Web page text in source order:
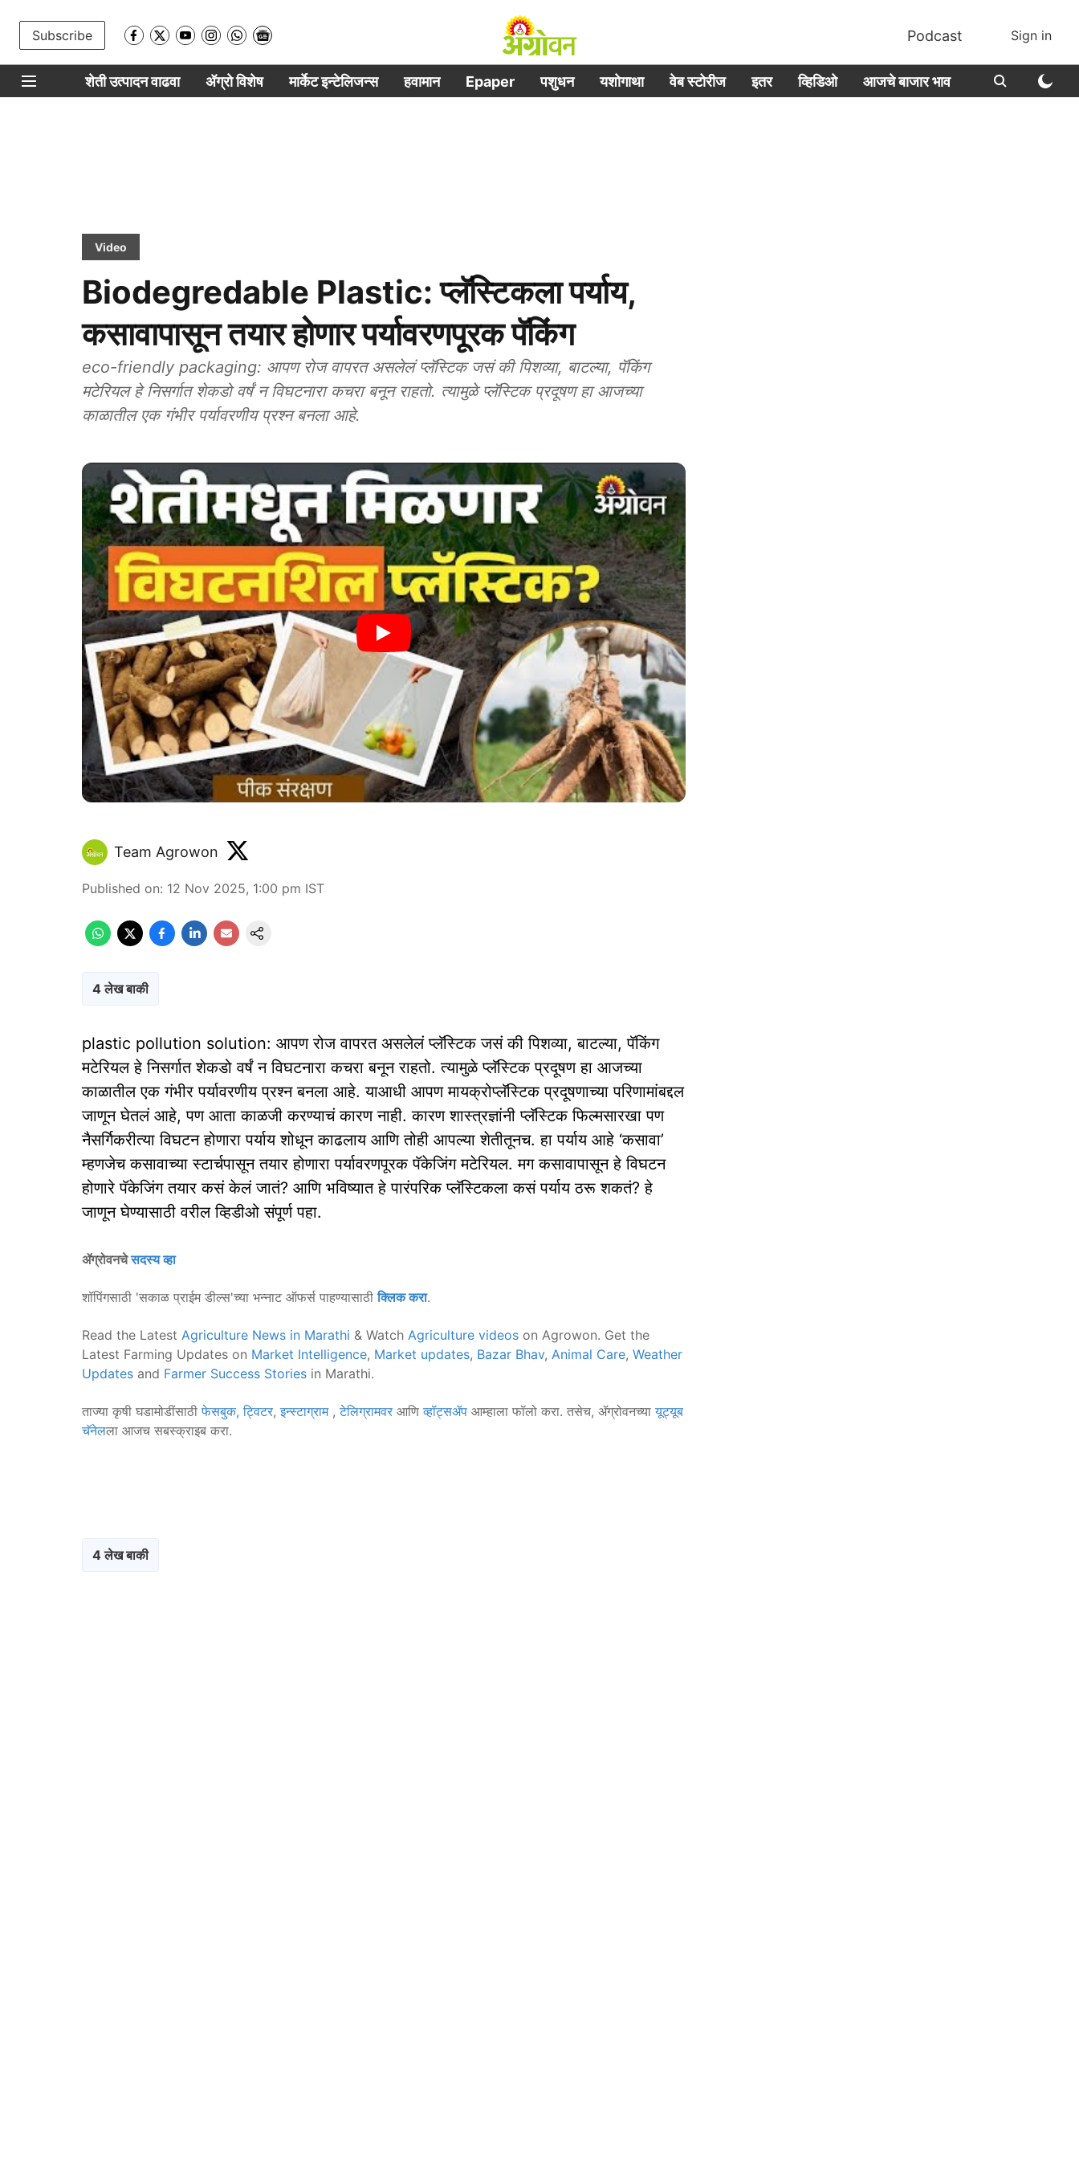
Subscribe Podcast Sign in
शेती उत्पादन वाढवा ॲग्रो विशेष मार्केट इन्टेलिजन्स हवामान Epaper पशुधन यशोगाथा वेब स्टोरीज इतर व्हिडिओ आजचे बाजार भाव
Video
Biodegredable Plastic: प्लॅस्टिकला पर्याय,
कसावापासून तयार होणार पर्यावरणपूरक पॅकिंग
eco-friendly packaging: आपण रोज वापरत असलेलं प्लॅस्टिक जसं की पिशव्या, बाटल्या, पॅकिंग
मटेरियल हे निसर्गात शेकडो वर्षं न विघटनारा कचरा बनून राहतो. त्यामुळे प्लॅस्टिक प्रदूषण हा आजच्या
काळातील एक गंभीर पर्यावरणीय प्रश्न बनला आहे.
Team Agrowon
Published on: 12 Nov 2025, 1:00 pm IST
4 लेख बाकी
plastic pollution solution: आपण रोज वापरत असलेलं प्लॅस्टिक जसं की पिशव्या, बाटल्या, पॅकिंग
मटेरियल हे निसर्गात शेकडो वर्षं न विघटनारा कचरा बनून राहतो. त्यामुळे प्लॅस्टिक प्रदूषण हा आजच्या
काळातील एक गंभीर पर्यावरणीय प्रश्न बनला आहे. याआधी आपण मायक्रोप्लॅस्टिक प्रदूषणाच्या परिणामांबद्दल
जाणून घेतलं आहे, पण आता काळजी करण्याचं कारण नाही. कारण शास्त्रज्ञांनी प्लॅस्टिक फिल्मसारखा पण
नैसर्गिकरीत्या विघटन होणारा पर्याय शोधून काढलाय आणि तोही आपल्या शेतीतूनच. हा पर्याय आहे ‘कसावा’
म्हणजेच कसावाच्या स्टार्चपासून तयार होणारा पर्यावरणपूरक पॅकेजिंग मटेरियल. मग कसावापासून हे विघटन
होणारे पॅकेजिंग तयार कसं केलं जातं? आणि भविष्यात हे पारंपरिक प्लॅस्टिकला कसं पर्याय ठरू शकतं? हे
जाणून घेण्यासाठी वरील व्हिडीओ संपूर्ण पहा.
ॲग्रोवनचेसदस्य व्हा
शॉपिंगसाठी 'सकाळ प्राईम डील्स'च्या भन्नाट ऑफर्स पाहण्यासाठीक्लिक करा.
Read the Latest Agriculture News in Marathi & Watch Agriculture videos on Agrowon. Get the
Latest Farming Updates on Market Intelligence, Market updates, Bazar Bhav, Animal Care, Weather
Updates and Farmer Success Stories in Marathi.
ताज्या कृषी घडामोडींसाठीफेसबुक,ट्विटर,इन्स्टाग्राम ,टेलिग्रामवर आणिव्हॉट्सॲप आम्हाला फॉलो करा. तसेच, ॲग्रोवनच्यायूट्यूब
चॅनेलला आजच सबस्क्राइब करा.
4 लेख बाकी